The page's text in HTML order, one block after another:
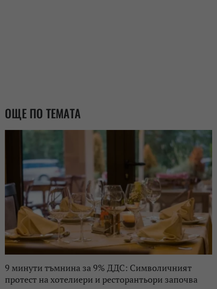
ОЩЕ ПО ТЕМАТА
9 минути тъмнина за 9% ДДС: Символичният
протест на хотелиери и ресторантьори започва